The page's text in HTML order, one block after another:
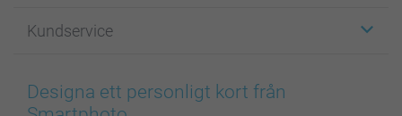
Fotoböcker
Bilder, Fotoförstoring & Fotohäften
Skal till Mobil & Surfplatta
För affiliates
Cookie Policy
Sitemap
Kundservice
smartgaranti
smartbonus
Designa ett personligt kort från